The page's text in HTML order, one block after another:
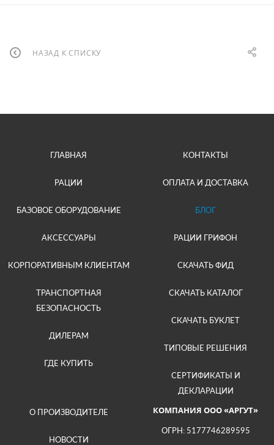
НАЗАД К СПИСКУ
ГЛАВНАЯ
РАЦИИ
БАЗОВОЕ ОБОРУДОВАНИЕ
АКСЕССУАРЫ
КОРПОРАТИВНЫМ КЛИЕНТАМ
ТРАНСПОРТНАЯ
БЕЗОПАСНОСТЬ
ДИЛЕРАМ
ГДЕ КУПИТЬ
КОНТАКТЫ
ОПЛАТА И ДОСТАВКА
БЛОГ
РАЦИИ ГРИФОН
СКАЧАТЬ ФИД
СКАЧАТЬ КАТАЛОГ
СКАЧАТЬ БУКЛЕТ
ТИПОВЫЕ РЕШЕНИЯ
СЕРТИФИКАТЫ И
ДЕКЛАРАЦИИ
О ПРОИЗВОДИТЕЛЕ
НОВОСТИ
КОМПАНИЯ ООО «АРГУТ»
ОГРН: 5177746289595